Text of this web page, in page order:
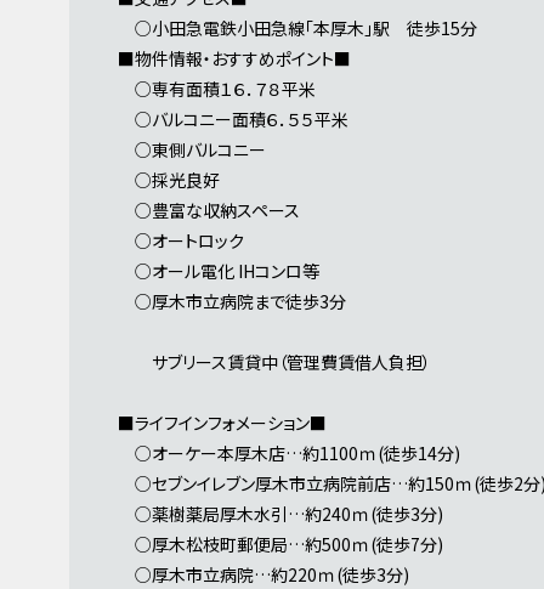
○小田急電鉄小田急線「本厚木」駅 徒歩15分
■物件情報・おすすめポイント■
○専有面積１６．７８平米
○バルコニー面積６．５５平米
○東側バルコニー
○採光良好
○豊富な収納スペース
○オートロック
○オール電化 IHコンロ等
○厚木市立病院まで徒歩3分
サブリース賃貸中（管理費賃借人負担）
■ライフインフォメーション■
○オーケー本厚木店…約1100ｍ(徒歩14分)
○セブンイレブン厚木市立病院前店…約150ｍ(徒歩2
○薬樹薬局厚木水引…約240ｍ(徒歩3分)
○厚木松枝町郵便局…約500ｍ(徒歩7分)
○厚木市立病院…約220ｍ(徒歩3分)